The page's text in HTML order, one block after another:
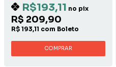
R$193,11 no pix
R$ 209,90
R$ 193,11 com Boleto
COMPRAR